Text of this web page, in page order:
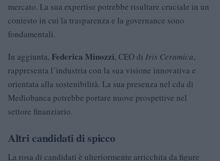
mercato. La sua expertise potrebbe risultare cruciale in un
contesto in cui la trasparenza e la governance sono
fondamentali.
In aggiunta, Federica Minozzi, CEO di Iris Ceramica,
rappresenta l’industria con la sua visione innovativa e
orientata alla sostenibilità. La sua presenza nel cda di
Mediobanca potrebbe portare nuove prospettive nel
settore finanziario.
Altri candidati di spicco
La rosa di candidati è ulteriormente arricchita da figure